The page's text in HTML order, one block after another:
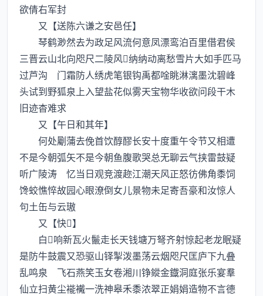
欲倩右军封
又【送陈六谦之安邑任】
琴鹤渺然去为政足风流何意凤漂鸾泊百里借君侯
三晋云山北向咫尺二陵风纳纳动离愁雪片大如手匹马
过芦沟 门霜防人绣虎笔银钩禹都唫眺淋漓墨沈碧峰
头试到野狐泉上入望盐花似雾天宝物华收欲问段干木
旧迹杳难求
又【午日和其年】
何处劚蒲去俛首饮醇醪长安十度重午令节又相遭
不是今朝弧矢不是今朝鱼腹歌哭总无聊云气挟雷鼓疑
听广陵涛 忆当日观竞渡趂江潮天风正怒彷佛角黍饲
馋蛟憔悴故园心眼潦倒女儿景物未足寄吾豪和汝惊人
句土缶与云璈
又【快】
白响新瓦火鬛走长天钱塘万弩齐射惊起老龙眠疑
是防牛鼓震又恐驱山铎掣泼墨荡云烟咫尺匡庐下九叠
乱鸣泉 飞石燕笑玉女卷湘川铮鏦金鐡洞庭张乐宴羣
仙立扫黄尘褦襶一洗神皋禾黍浓翠正娟娟造物不言德